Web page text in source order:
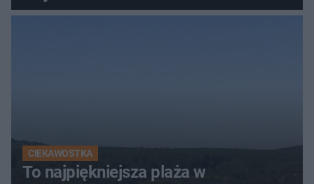
CIEKAWOSTKA
To najpiękniejsza plaża w